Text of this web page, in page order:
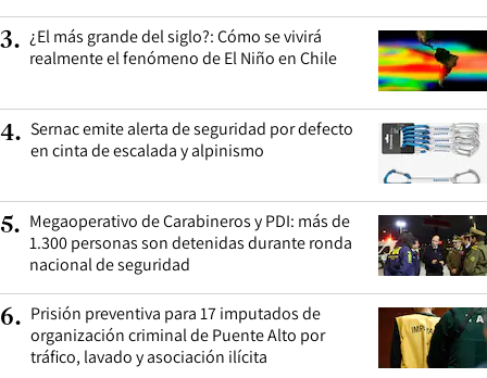
3. ¿El más grande del siglo?: Cómo se vivirá
realmente el fenómeno de El Niño en Chile
4. Sernac emite alerta de seguridad por defecto
en cinta de escalada y alpinismo
5. Megaoperativo de Carabineros y PDI: más de
1.300 personas son detenidas durante ronda
nacional de seguridad
6. Prisión preventiva para 17 imputados de
organización criminal de Puente Alto por
tráfico, lavado y asociación ilícita